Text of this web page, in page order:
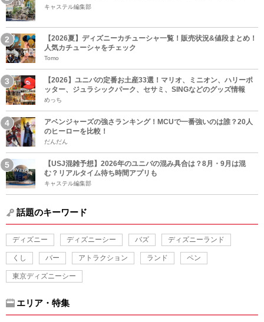
キャステル編集部
【2026夏】ディズニーカチューシャ一覧！販売状況&値段まとめ！
人気カチューシャをチェック
Tomo
【2026】ユニバの定番お土産33選！マリオ、ミニオン、ハリーポ
ッター、ジュラシックパーク、セサミ、SINGなどのグッズ情報
めっち
アベンジャーズの強さランキング！MCUで一番強いのは誰？20人
のヒーローを比較！
だんだん
【USJ混雑予想】2026年のユニバの混み具合は？8月・9月は混
む？リアルタイム待ち時間アプリも
キャステル編集部
話題のキーワード
ディズニー ディズニーシー バズ ディズニーランド
くし バー アトラクション ランド ペン
東京ディズニーシー
エリア・特集